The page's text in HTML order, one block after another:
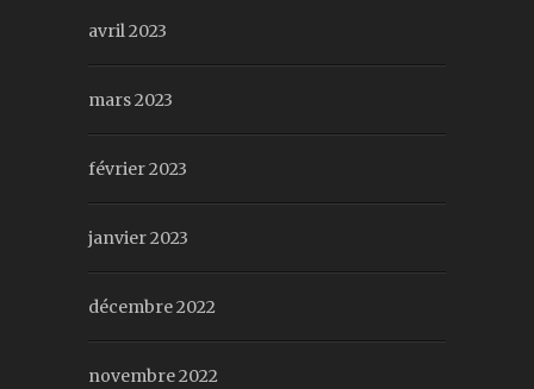
avril 2023
mars 2023
février 2023
janvier 2023
décembre 2022
novembre 2022